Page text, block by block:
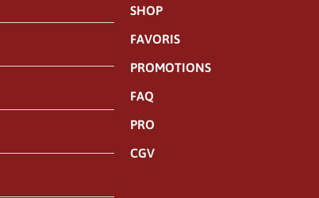
SHOP
FAVORIS
PROMOTIONS
FAQ
PRO
CGV